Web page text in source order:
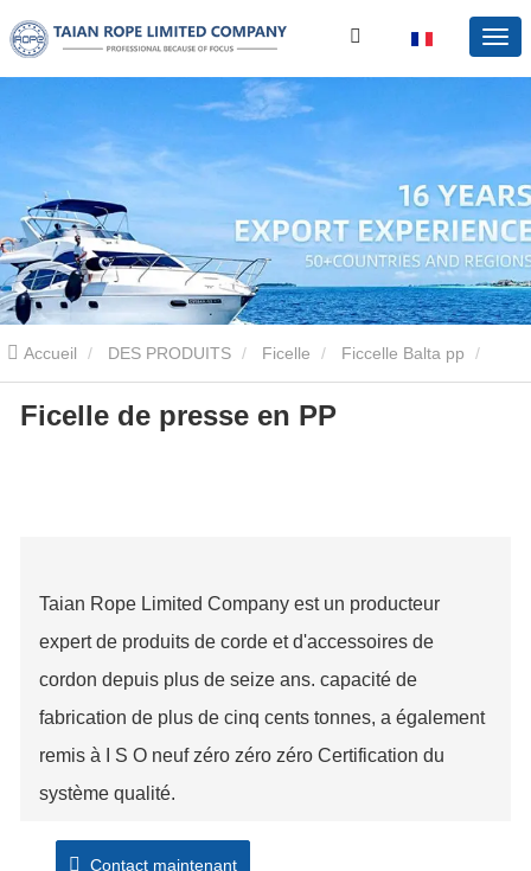
Accueil DES PRODUITS Ficelle Ficcelle Balta pp
Ficelle de presse en PP
Ficelle de presse en PP
Taian Rope Limited Company est un producteur
expert de produits de corde et d'accessoires de
cordon depuis plus de seize ans. capacité de
fabrication de plus de cinq cents tonnes, a également
remis à I S O neuf zéro zéro zéro Certification du
système qualité.
Contact maintenant